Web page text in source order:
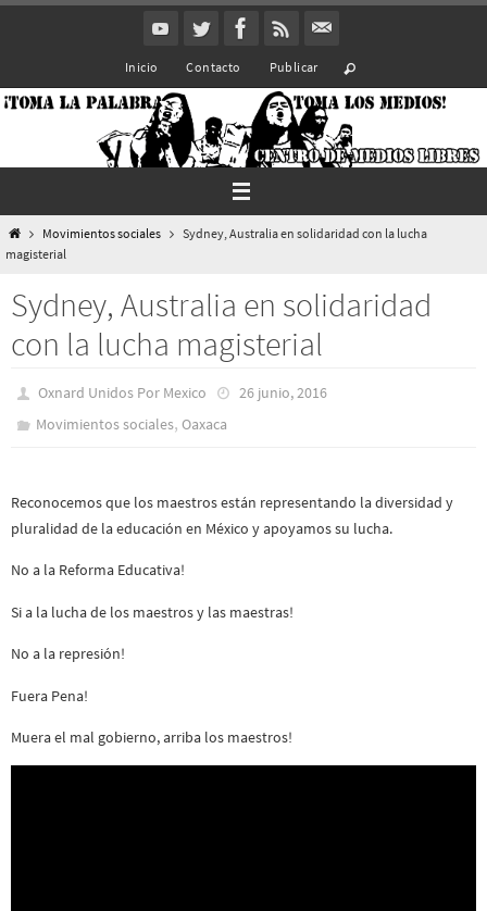
Inicio Contacto Publicar
InicioMovimientos sociales
Sydney, Australia en solidaridad con la lucha
magisterial
Sydney, Australia en solidaridad
con la lucha magisterial
Oxnard Unidos Por Mexico
26 junio, 2016
Movimientos sociales,Oaxaca
Reconocemos que los maestros están representando la diversidad y
pluralidad de la educación en México y apoyamos su lucha.
No a la Reforma Educativa!
Si a la lucha de los maestros y las maestras!
No a la represión!
Fuera Pena!
Muera el mal gobierno, arriba los maestros!